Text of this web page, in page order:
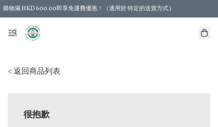
購物滿 HKD 600.00即享免運費優惠！（適用於 特定的送貨方式 )
< 返回商品列表
很抱歉